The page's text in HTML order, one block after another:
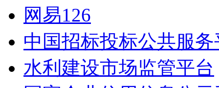
网易126
中国招标投标公共服务
水利建设市场监管平台